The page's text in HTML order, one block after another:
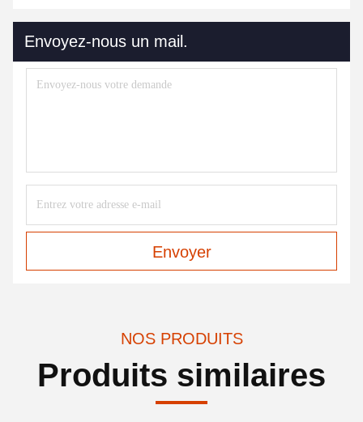
Envoyez-nous un mail.
Envoyer
NOS PRODUITS
Produits similaires